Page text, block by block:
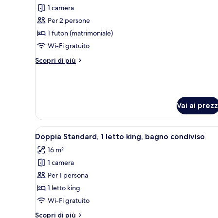
le
foto
per
Tenda
1 camera
Per 2 persone
1 futon (matrimoniale)
Wi-Fi gratuito
Scopri di più
Altri
Vai ai
Apri
tutte
le
foto
per
Doppia
Standard,
Una camera d'albergo con
6
Doppia Standard, 1 letto king, bagno condiviso
16 m²
1 camera
Per 1 persona
1 letto king
Wi-Fi gratuito
Scopri di più
Altri